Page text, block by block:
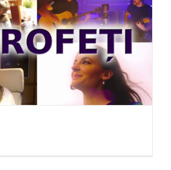
este să ne schimbăm